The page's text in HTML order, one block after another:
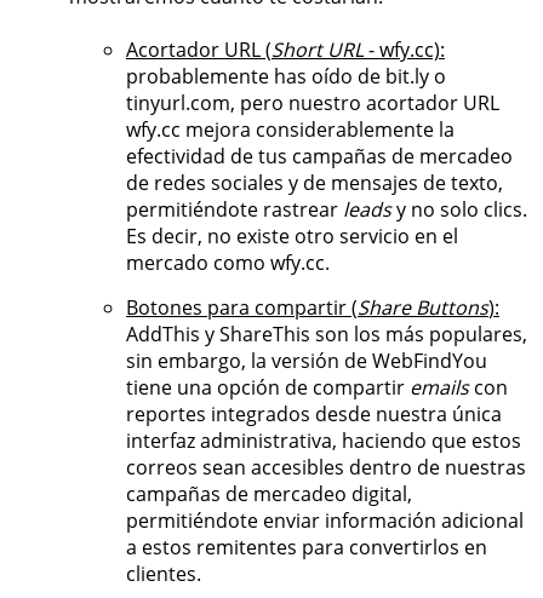
Acortador URL (Short URL- wfy.cc):
probablemente has oído de bit.ly o
tinyurl.com, pero nuestro acortador URL
wfy.cc mejora considerablemente la
efectividad de tus campañas de mercadeo
de redes sociales y de mensajes de texto,
permitiéndote rastrear leadsy no solo clics.
Es decir, no existe otro servicio en el
mercado como wfy.cc.
Botones para compartir (Share Buttons):
AddThis y ShareThis son los más populares,
sin embargo, la versión de WebFindYou
tiene una opción de compartir emailscon
reportes integrados desde nuestra única
interfaz administrativa, haciendo que estos
correos sean accesibles dentro de nuestras
campañas de mercadeo digital,
permitiéndote enviar información adicional
a estos remitentes para convertirlos en
clientes.